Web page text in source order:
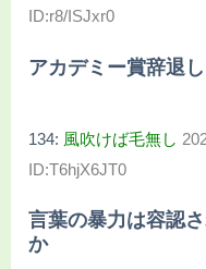
ID:r8/ISJxr0
アカデミー賞辞退
134: 風吹けば毛無し
ID:T6hjX6JT0
言葉の暴力は容認
か